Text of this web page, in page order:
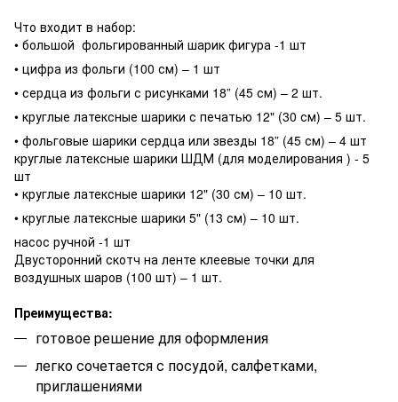
Что входит в набор:
• большой фольгированный шарик фигура -1 шт
• цифра из фольги (100 см) – 1 шт
• сердца из фольги с рисунками 18” (45 см) – 2 шт.
• круглые латексные шарики с печатью 12" (30 см) – 5 шт.
• фольговые шарики сердца или звезды 18” (45 см) – 4 шт
круглые латексные шарики ШДМ (для моделирования ) - 5
шт
• круглые латексные шарики 12" (30 см) – 10 шт.
• круглые латексные шарики 5" (13 см) – 10 шт.
насос ручной -1 шт
Двусторонний скотч на ленте клеевые точки для
воздушных шаров (100 шт) – 1 шт.
Преимущества:
готовое решение для оформления
легко сочетается с посудой, салфетками,
приглашениями